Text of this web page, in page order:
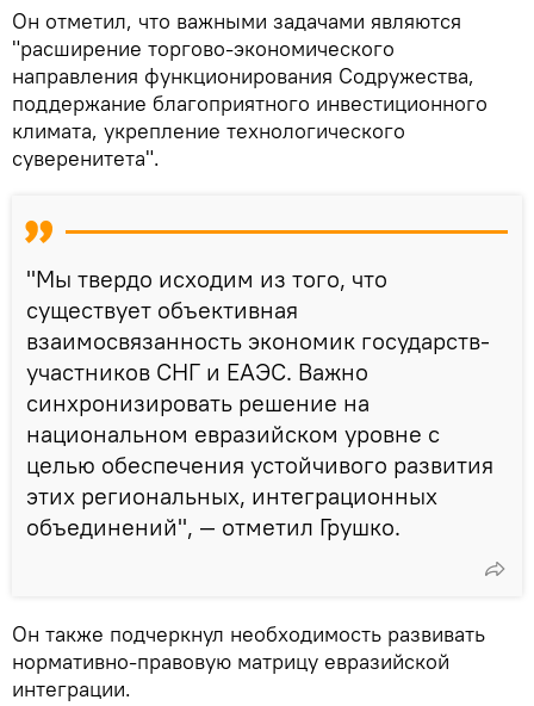
Он отметил, что важными задачами являются
"расширение торгово-экономического
направления функционирования Содружества,
поддержание благоприятного инвестиционного
климата, укрепление технологического
суверенитета".
"Мы твердо исходим из того, что
существует объективная
взаимосвязанность экономик государств-
участников СНГ и ЕАЭС. Важно
синхронизировать решение на
национальном евразийском уровне с
целью обеспечения устойчивого развития
этих региональных, интеграционных
объединений", — отметил Грушко.
Он также подчеркнул необходимость развивать
нормативно-правовую матрицу евразийской
интеграции.